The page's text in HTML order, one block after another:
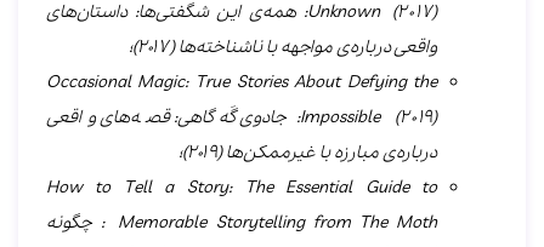
Unknown (2017): همه‌ی این شگفتی‌ها: داستان‌های
واقعی درباره‌ی مواجهه با ناشناخته‌ها (2017)؛
Occasional Magic: True Stories About Defying the
Impossible (2019): جادوی گَه‌گاهی: قصه‌های واقعی
درباره‌ی مبارزه با غیرممکن‌ها (2019)؛
How to Tell a Story: The Essential Guide to
Memorable Storytelling from The Moth : چگونه